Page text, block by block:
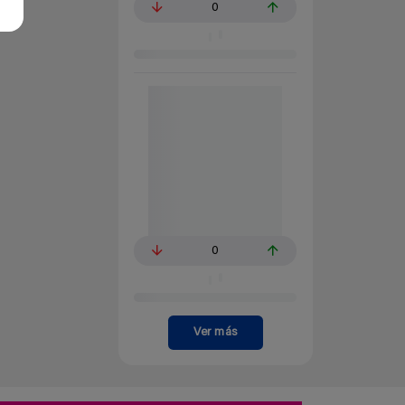
0
0
Ver más